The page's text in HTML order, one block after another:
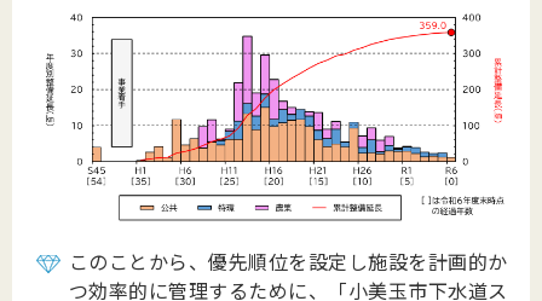
このことから、優先順位を設定し施設を計画的か
つ効率的に管理するために、「小美玉市下水道ス